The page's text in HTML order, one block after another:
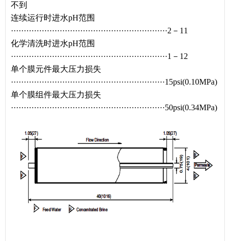
不到
连续运行时进水pH范围
·····························································2－11
化学清洗时进水pH范围
·····························································1－12
单个膜元件最大压力损失
····························································15psi(0.10MPa)
单个膜组件最大压力损失
····························································50psi(0.34MPa)